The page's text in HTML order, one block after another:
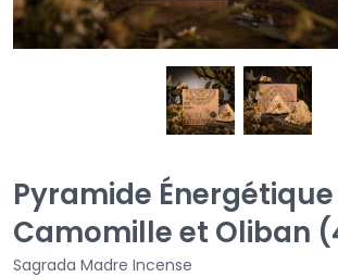
Pyramide Énergétique |
Camomille et Oliban
Sagrada Madre Incense